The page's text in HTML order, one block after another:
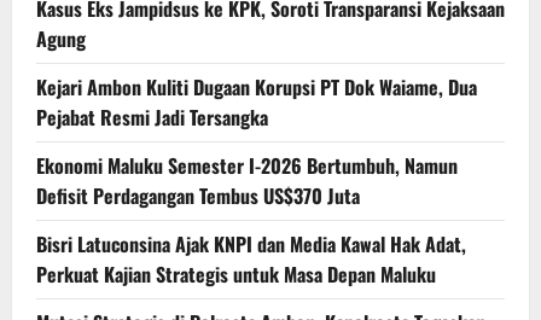
Kasus Eks Jampidsus ke KPK, Soroti Transparansi Kejaksaan
Agung
Kejari Ambon Kuliti Dugaan Korupsi PT Dok Waiame, Dua
Pejabat Resmi Jadi Tersangka
Ekonomi Maluku Semester I-2026 Bertumbuh, Namun
Defisit Perdagangan Tembus US$370 Juta
Bisri Latuconsina Ajak KNPI dan Media Kawal Hak Adat,
Perkuat Kajian Strategis untuk Masa Depan Maluku